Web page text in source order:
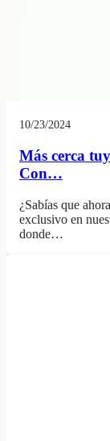
10/23/2024
Más cerca
Con…
¿Sabías que
exclusivo en
donde…